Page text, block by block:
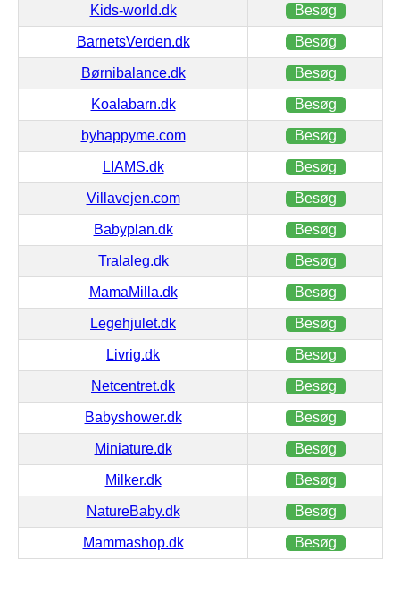
Kids-world.dk Besøg
BarnetsVerden.dk Besøg
Børnibalance.dk Besøg
Koalabarn.dk Besøg
byhappyme.com Besøg
LIAMS.dk Besøg
Villavejen.com Besøg
Babyplan.dk Besøg
Tralaleg.dk Besøg
MamaMilla.dk Besøg
Legehjulet.dk Besøg
Livrig.dk Besøg
Netcentret.dk Besøg
Babyshower.dk Besøg
Miniature.dk Besøg
Milker.dk Besøg
NatureBaby.dk Besøg
Mammashop.dk Besøg